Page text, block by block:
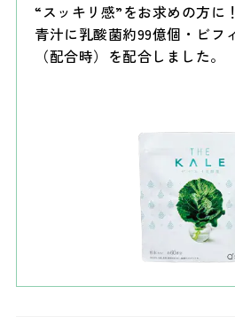
“スッキリ感”をお求めの方に！
青汁に乳酸菌約99億個・ビフ
（配合時）を配合しました。